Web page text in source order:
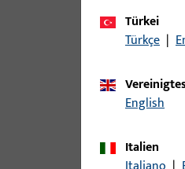
Türkei
Türkçe |
English
Italien